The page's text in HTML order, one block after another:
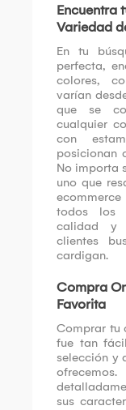
Encuentra
Variedad
En tu
perfecta,
colores,
varían
que se
cualquier
con
posicionan
No importa
uno que
todos los
calidad y
clientes
cardigan.
Compra
Favorita
Comprar tu
fue tan
selección y
sus